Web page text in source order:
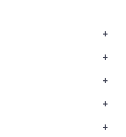
+
+
+
+
+